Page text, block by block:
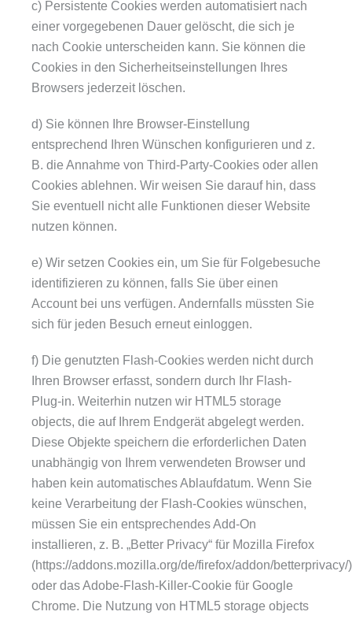
c) Persistente Cookies werden automatisiert nach
einer vorgegebenen Dauer gelöscht, die sich je
nach Cookie unterscheiden kann. Sie können die
Cookies in den Sicherheitseinstellungen Ihres
Browsers jederzeit löschen.
d) Sie können Ihre Browser-Einstellung
entsprechend Ihren Wünschen konfigurieren und z.
B. die Annahme von Third-Party-Cookies oder allen
Cookies ablehnen. Wir weisen Sie darauf hin, dass
Sie eventuell nicht alle Funktionen dieser Website
nutzen können.
e) Wir setzen Cookies ein, um Sie für Folgebesuche
identifizieren zu können, falls Sie über einen
Account bei uns verfügen. Andernfalls müssten Sie
sich für jeden Besuch erneut einloggen.
f) Die genutzten Flash-Cookies werden nicht durch
Ihren Browser erfasst, sondern durch Ihr Flash-
Plug-in. Weiterhin nutzen wir HTML5 storage
objects, die auf Ihrem Endgerät abgelegt werden.
Diese Objekte speichern die erforderlichen Daten
unabhängig von Ihrem verwendeten Browser und
haben kein automatisches Ablaufdatum. Wenn Sie
keine Verarbeitung der Flash-Cookies wünschen,
müssen Sie ein entsprechendes Add-On
installieren, z. B. „Better Privacy“ für Mozilla Firefox
(https://addons.mozilla.org/de/firefox/addon/betterprivacy/)
oder das Adobe-Flash-Killer-Cookie für Google
Chrome. Die Nutzung von HTML5 storage objects